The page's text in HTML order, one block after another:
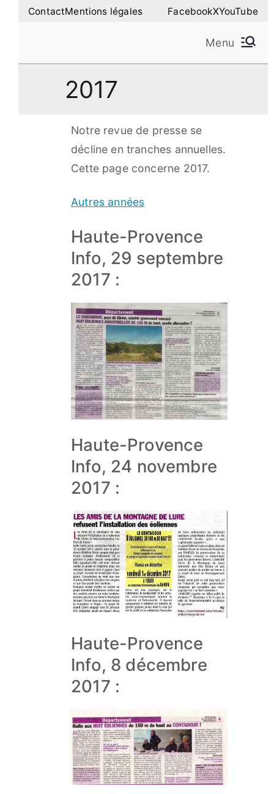
Aller
ContactMentions légales FacebookXYouTube
Amilure – Les Amis
de la Montagne de
Lure
Menu
2017
Notre revue de presse se
décline en tranches annuelles.
Cette page concerne 2017.
Autres années
Haute-Provence
Info, 29 septembre
2017 :
Haute-Provence
Info, 24 novembre
2017 :
Haute-Provence
Info, 8 décembre
2017 :